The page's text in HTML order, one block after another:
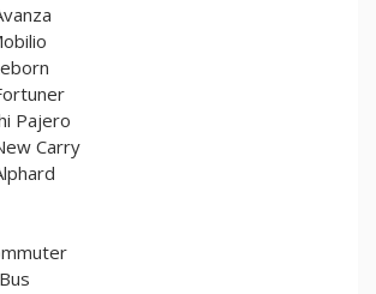
Pajero
Carry